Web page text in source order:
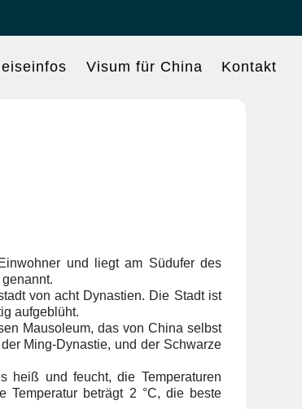
Visum für China Kontakt
und liegt am Südufer des
von acht Dynastien. Die Stadt ist
aufgeblüht.
Mausoleum, das von China selbst
Ming-Dynastie, und der Schwarze
heiß und feucht, die Temperaturen
Temperatur beträgt 2 °C, die beste